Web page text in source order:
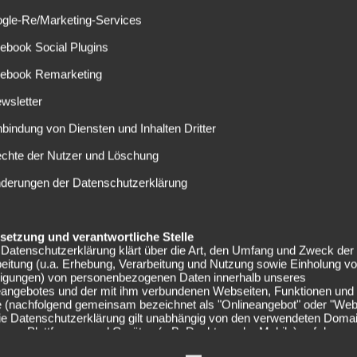
ist, ist noch nicht bekannt.
mein Verein und Köln meine sportliche Heimat. Der
genommen und diesen Weg möchte ich weiter
Rheinderby gegen Borussia
zum 30. Juni 2022
XbhwQ3DngD
2017
Re/Marketing-Services
Social Plugins
Remarketing
von Diensten und Inhalten Dritter
der Nutzer und Löschung
der Datenschutzerklärung
und verantwortliche Stelle
klärt über die Art, den Umfang und Zweck der
(u.a. Erhebung, Verarbeitung und Nutzung sowie Einholung
von personenbezogenen Daten innerhalb unseres
und der mit ihm verbundenen Webseiten, Funktionen und
(nachfolgend gemeinsam bezeichnet als "Onlineangebot" oder
Datenschutzerklärung gilt unabhängig von den verwendeten
Plattformen und Geräten (z.B. Desktop oder Mobile) auf denen